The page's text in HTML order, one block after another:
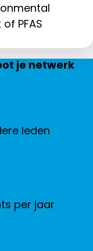
PFAS
je netwerk
leden
per jaar